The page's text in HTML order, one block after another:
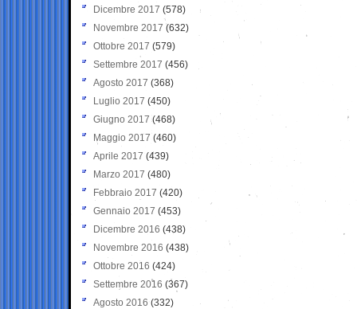
Dicembre 2017 (578)
Novembre 2017 (632)
Ottobre 2017 (579)
Settembre 2017 (456)
Agosto 2017 (368)
Luglio 2017 (450)
Giugno 2017 (468)
Maggio 2017 (460)
Aprile 2017 (439)
Marzo 2017 (480)
Febbraio 2017 (420)
Gennaio 2017 (453)
Dicembre 2016 (438)
Novembre 2016 (438)
Ottobre 2016 (424)
Settembre 2016 (367)
Agosto 2016 (332)